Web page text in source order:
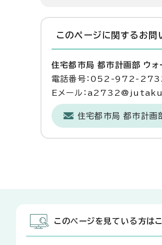
このページに関する お問
住宅都市局 都市計画部 ウォ
電話番号：052-972-
Eメール：
住宅都市局 都市計画
このページを見ている方は